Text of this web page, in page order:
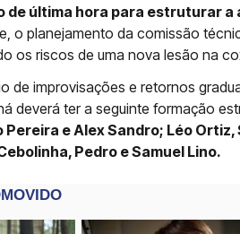
de última hora para estruturar a
o planejamento da comissão
os riscos de uma nova lesão na
de improvisações e retornos
deverá ter a seguinte formação
Pereira e Alex Sandro; Léo
Pedro e Samuel Lino.